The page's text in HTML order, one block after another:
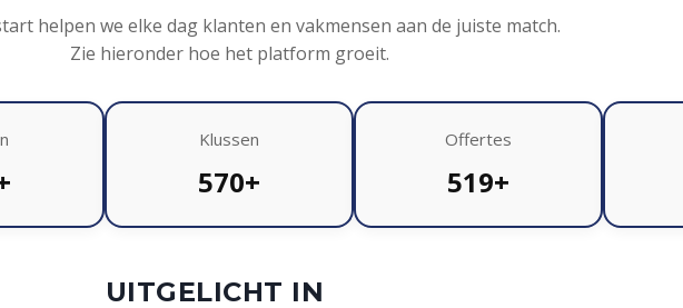
helpen we elke dag klanten en vakmensen aan de juiste match.
Zie hieronder hoe het platform groeit.
Klussen
570+
Offertes
519+
UITGELICHT IN